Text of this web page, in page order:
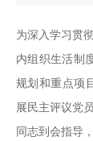
为深入学习贯
内组织生活制
规划和重点项
展民主评议党
同志到会指导